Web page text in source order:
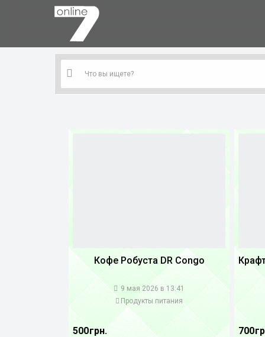
Кофе Робуста DR Congo
9 мая 2026 в 13:41
Продукты питания
500 грн. 700